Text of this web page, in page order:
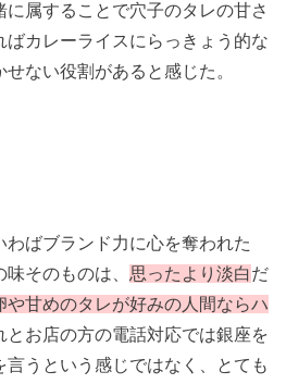
属することで穴子のタレの甘さ
ばカレーライスにらっきょう的な
ない役割があると感じた。
ばブランド力に心を奪われた
そのものは、 思ったより淡白だ
や甘めのタレが好みの人間ならハ
とお店の方の電話対応では銀座を
うという感じではなく、とても